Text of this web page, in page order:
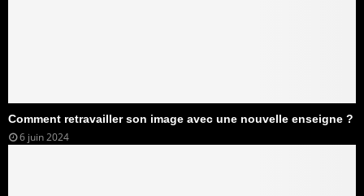
Comment retravailler son image avec une nouvelle enseigne ?
6 juin 2024